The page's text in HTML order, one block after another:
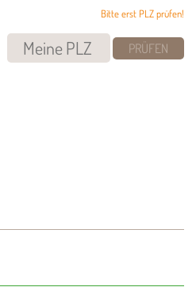
Bitte erst PLZ prüfen!
PRÜFEN